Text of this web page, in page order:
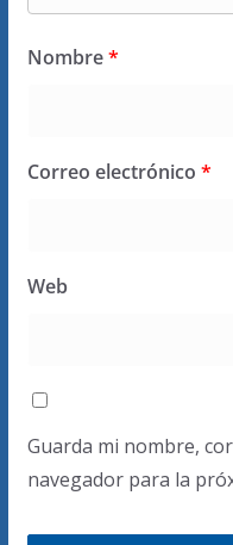
Nombre*
Correo electrónico *
Web
Guarda mi nombre,
navegador para la